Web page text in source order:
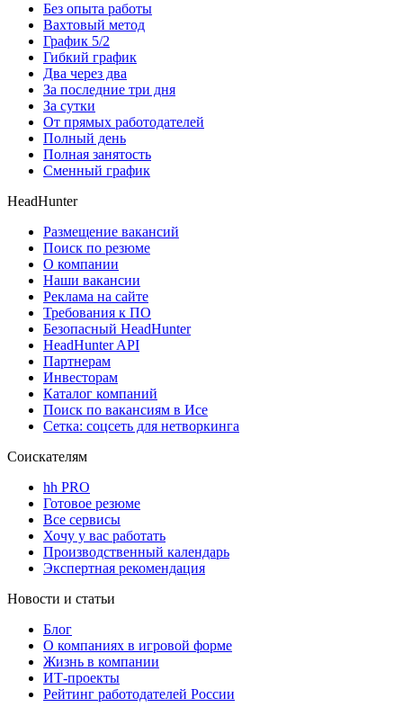
Без опыта работы
Вахтовый метод
График 5/2
Гибкий график
Два через два
За последние три дня
За сутки
От прямых работодателей
Полный день
Полная занятость
Сменный график
HeadHunter
Размещение вакансий
Поиск по резюме
О компании
Наши вакансии
Реклама на сайте
Требования к ПО
Безопасный HeadHunter
HeadHunter API
Партнерам
Инвесторам
Каталог компаний
Поиск по вакансиям в Исе
Сетка: соцсеть для нетворкинга
Соискателям
hh PRO
Готовое резюме
Все сервисы
Хочу у вас работать
Производственный календарь
Экспертная рекомендация
Новости и статьи
Блог
О компаниях в игровой форме
Жизнь в компании
ИТ-проекты
Рейтинг работодателей России